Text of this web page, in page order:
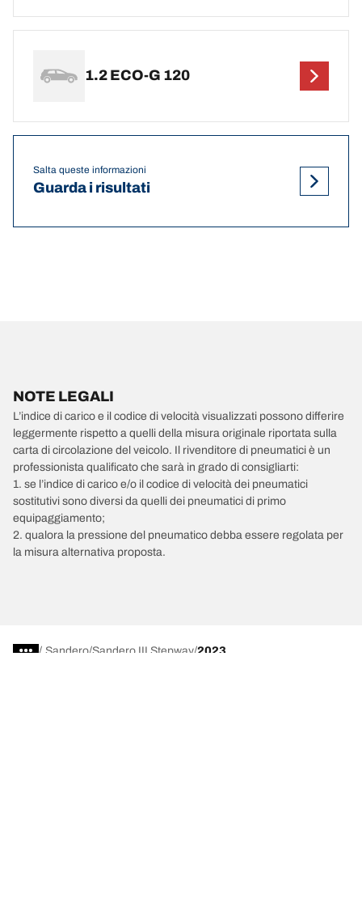
1.2 ECO-G 120
Salta queste informazioni
Guarda i risultati
NOTE LEGALI
L’indice di carico e il codice di velocità visualizzati possono differire
leggermente rispetto a quelli della misura originale riportata sulla
carta di circolazione del veicolo. Il rivenditore di pneumatici è un
professionista qualificato che sarà in grado di consigliarti:
1. se l’indice di carico e/o il codice di velocità dei pneumatici
sostitutivi sono diversi da quelli dei pneumatici di primo
equipaggiamento;
2. qualora la pressione del pneumatico debba essere regolata per
la misura alternativa proposta.
/ Sandero Sandero III Stepway 2023